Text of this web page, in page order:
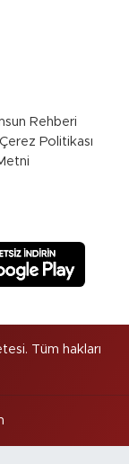
Rehberi
Çerez Politikası
Tüm hakları